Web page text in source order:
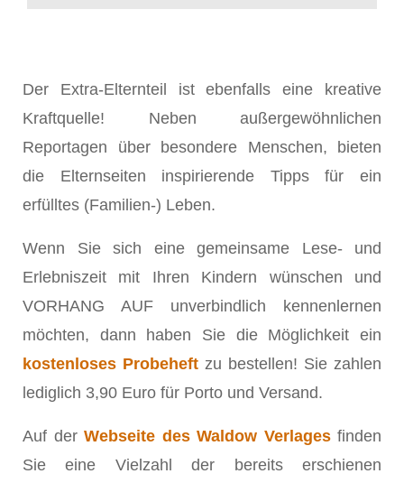
Der Extra-Elternteil ist ebenfalls eine kreative
Kraftquelle! Neben außergewöhnlichen
Reportagen über besondere Menschen, bieten
die Elternseiten inspirierende Tipps für ein
erfülltes (Familien-) Leben.
Wenn Sie sich eine gemeinsame Lese- und
Erlebniszeit mit Ihren Kindern wünschen und
VORHANG AUF unverbindlich kennenlernen
möchten, dann haben Sie die Möglichkeit ein
kostenloses Probeheft zu bestellen! Sie zahlen
lediglich 3,90 Euro für Porto und Versand.
Auf der Webseite des Waldow Verlages finden
Sie eine Vielzahl der bereits erschienen